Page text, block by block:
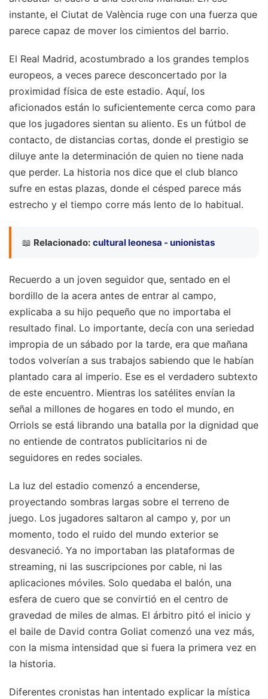
instante, el Ciutat de València ruge con una fuerza que
parece capaz de mover los cimientos del barrio.
El Real Madrid, acostumbrado a los grandes templos
europeos, a veces parece desconcertado por la
proximidad física de este estadio. Aquí, los
aficionados están lo suficientemente cerca como para
que los jugadores sientan su aliento. Es un fútbol de
contacto, de distancias cortas, donde el prestigio se
diluye ante la determinación de quien no tiene nada
que perder. La historia nos dice que el club blanco
sufre en estas plazas, donde el césped parece más
estrecho y el tiempo corre más lento de lo habitual.
📖 Relacionado: cultural leonesa - unionistas
Recuerdo a un joven seguidor que, sentado en el
bordillo de la acera antes de entrar al campo,
explicaba a su hijo pequeño que no importaba el
resultado final. Lo importante, decía con una seriedad
impropia de un sábado por la tarde, era que mañana
todos volverían a sus trabajos sabiendo que le habían
plantado cara al imperio. Ese es el verdadero subtexto
de este encuentro. Mientras los satélites envían la
señal a millones de hogares en todo el mundo, en
Orriols se está librando una batalla por la dignidad que
no entiende de contratos publicitarios ni de
seguidores en redes sociales.
La luz del estadio comenzó a encenderse,
proyectando sombras largas sobre el terreno de
juego. Los jugadores saltaron al campo y, por un
momento, todo el ruido del mundo exterior se
desvaneció. Ya no importaban las plataformas de
streaming, ni las suscripciones por cable, ni las
aplicaciones móviles. Solo quedaba el balón, una
esfera de cuero que se convirtió en el centro de
gravedad de miles de almas. El árbitro pitó el inicio y
el baile de David contra Goliat comenzó una vez más,
con la misma intensidad que si fuera la primera vez en
la historia.
Diferentes cronistas han intentado explicar la mística